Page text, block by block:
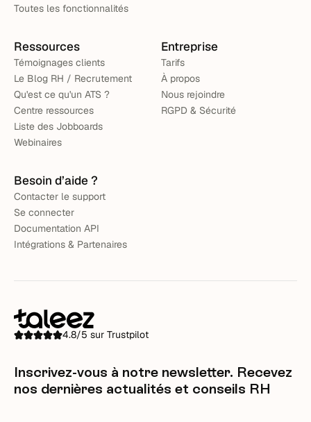
Toutes les fonctionnalités
Ressources
Témoignages clients
Le Blog RH / Recrutement
Qu'est ce qu'un ATS ?
Centre ressources
Liste des Jobboards
Webinaires
Entreprise
Tarifs
À propos
Nous rejoindre
RGPD & Sécurité
Besoin d’aide ?
Contacter le support
Se connecter
Documentation API
Intégrations & Partenaires
4.8/5 sur Trustpilot
Inscrivez-vous à notre newsletter. Recevez
nos dernières actualités et conseils RH